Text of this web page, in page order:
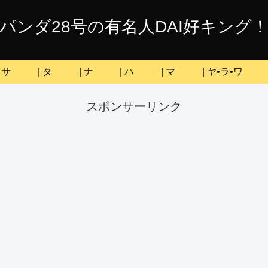
パンダ28号の有名人DAI好キング！
| サ | タ | ナ | ハ | マ | ヤ•ラ•ワ
スポンサーリンク